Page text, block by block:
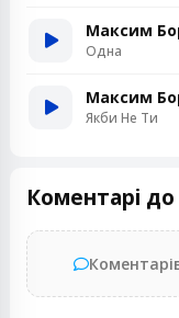
Максим
Одна
Максим
Якби Не Ти
Коментарі до